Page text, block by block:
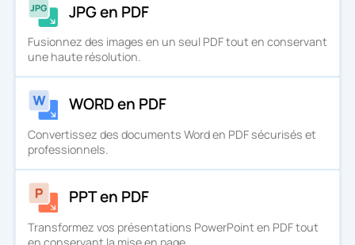
JPG en PDF
Fusionnez des images en un seul PDF tout en conservant
une haute résolution.
WORD en PDF
Convertissez des documents Word en PDF sécurisés et
professionnels.
PPT en PDF
Transformez vos présentations PowerPoint en PDF tout